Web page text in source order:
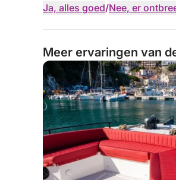
Ja, alles goed/Nee, er
Meer ervaringen van